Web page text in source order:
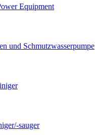
Equipment
und Schmutzwasserpumpe
sauger